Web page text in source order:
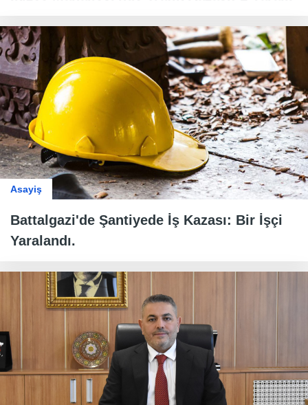
Asayiş
Battalgazi'de Şantiyede İş Kazası: Bir İşçi
Yaralandı.